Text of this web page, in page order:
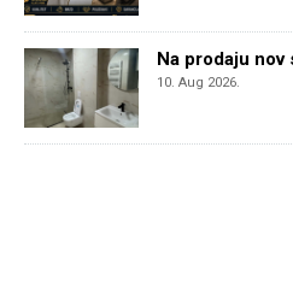
Na prodaju
10. Aug 2026.